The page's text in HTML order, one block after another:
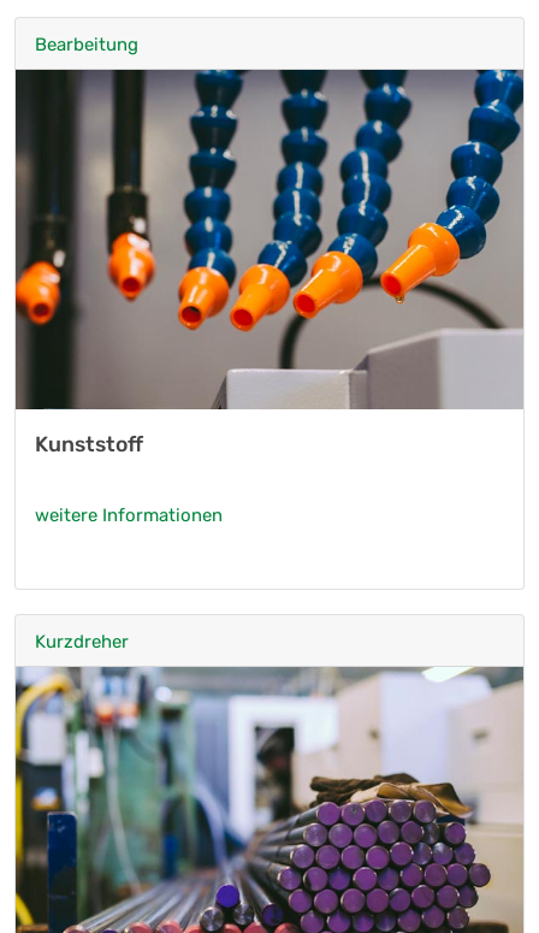
Bearbeitung
Kunststoff
weitere Informationen
Kurzdreher